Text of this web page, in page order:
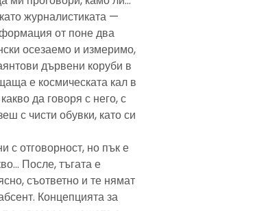
журналистиката —
от поне два
осезаемо и измеримо,
дървени коруби в
е космическата кал в
да говоря с него, с
с чисти обувки, като си
с отговорност, но пък е
После, тъгата е
съответно и те нямат
Концепцията за